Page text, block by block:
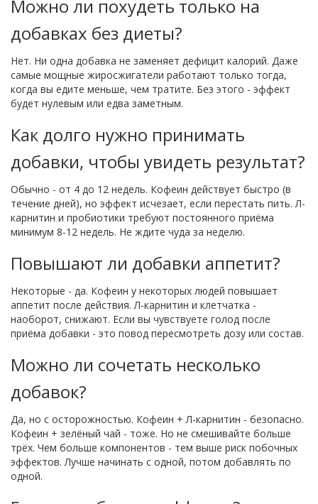
Можно ли похудеть только на
добавках без диеты?
Нет. Ни одна добавка не заменяет дефицит калорий. Даже
самые мощные жиросжигатели работают только тогда,
когда вы едите меньше, чем тратите. Без этого - эффект
будет нулевым или едва заметным.
Как долго нужно принимать
добавки, чтобы увидеть результат?
Обычно - от 4 до 12 недель. Кофеин действует быстро (в
течение дней), но эффект исчезает, если перестать пить. Л-
карнитин и пробиотики требуют постоянного приёма
минимум 8-12 недель. Не ждите чуда за неделю.
Повышают ли добавки аппетит?
Некоторые - да. Кофеин у некоторых людей повышает
аппетит после действия. Л-карнитин и клетчатка -
наоборот, снижают. Если вы чувствуете голод после
приёма добавки - это повод пересмотреть дозу или состав.
Можно ли сочетать несколько
добавок?
Да, но с осторожностью. Кофеин + Л-карнитин - безопасно.
Кофеин + зелёный чай - тоже. Но не смешивайте больше
трёх. Чем больше компонентов - тем выше риск побочных
эффектов. Лучше начинать с одной, потом добавлять по
одной.